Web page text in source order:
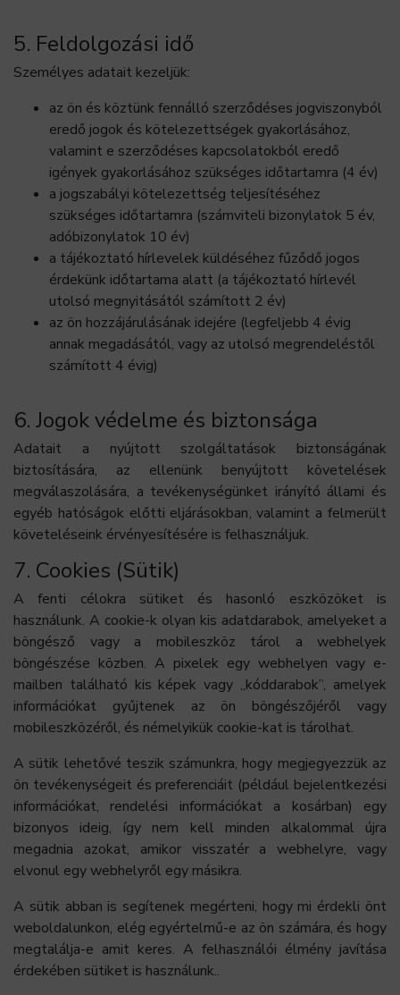
5. Feldolgozási idő
Személyes adatait kezeljük:
az ön és köztünk fennálló szerződéses jogviszonyból
eredő jogok és kötelezettségek gyakorlásához,
valamint e szerződéses kapcsolatokból eredő
igények gyakorlásához szükséges időtartamra (4 év)
a jogszabályi kötelezettség teljesítéséhez
szükséges időtartamra (számviteli bizonylatok 5 év,
adóbizonylatok 10 év)
a tájékoztató hírlevelek küldéséhez fűződő jogos
érdekünk időtartama alatt (a tájékoztató hírlevél
utolsó megnyitásától számított 2 év)
az ön hozzájárulásának idejére (legfeljebb 4 évig
annak megadásától, vagy az utolsó megrendeléstől
számított 4 évig)
6. Jogok védelme és biztonsága
Adatait a nyújtott szolgáltatások biztonságának
biztosítására, az ellenünk benyújtott követelések
megválaszolására, a tevékenységünket irányító állami és
egyéb hatóságok előtti eljárásokban, valamint a felmerült
követeléseink érvényesítésére is felhasználjuk.
7. Cookies (Sütik)
A fenti célokra sütiket és hasonló eszközöket is
használunk. A cookie-k olyan kis adatdarabok, amelyeket a
böngésző vagy a mobileszköz tárol a webhelyek
böngészése közben. A pixelek egy webhelyen vagy e-
mailben található kis képek vagy „kóddarabok”, amelyek
információkat gyűjtenek az ön böngészőjéről vagy
mobileszközéről, és némelyikük cookie-kat is tárolhat.
A sütik lehetővé teszik számunkra, hogy megjegyezzük az
ön tevékenységeit és preferenciáit (például bejelentkezési
információkat, rendelési információkat a kosárban) egy
bizonyos ideig, így nem kell minden alkalommal újra
megadnia azokat, amikor visszatér a webhelyre, vagy
elvonul egy webhelyről egy másikra.
A sütik abban is segítenek megérteni, hogy mi érdekli önt
weboldalunkon, elég egyértelmű-e az ön számára, és hogy
megtalálja-e amit keres. A felhasználói élmény javítása
érdekében sütiket is használunk..